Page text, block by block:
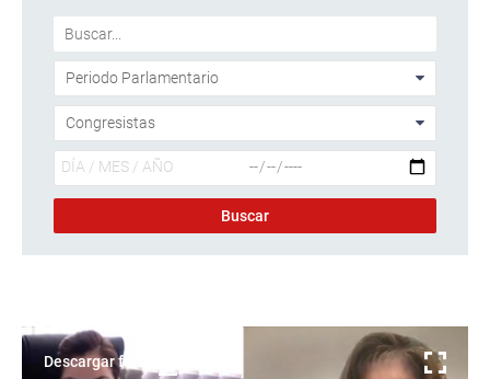
Descargar foto